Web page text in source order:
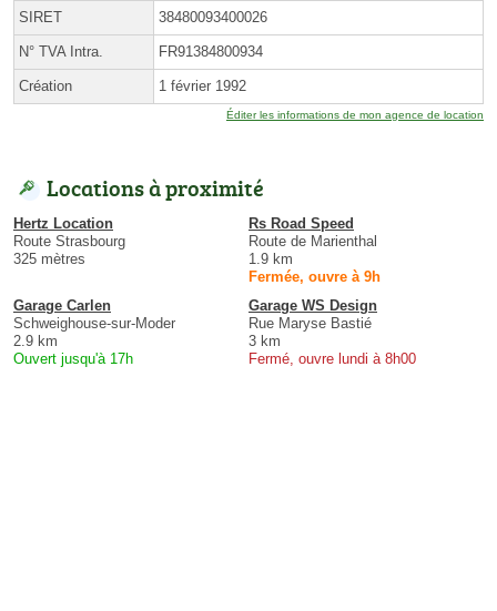
SIRET 38480093400026
N° TVA Intra. FR91384800934
Création 1 février 1992
Éditer les informations de mon agence de location
Locations à proximité
Hertz Location
Route Strasbourg
325 mètres
Rs Road Speed
Route de Marienthal
1.9 km
Fermée, ouvre à 9h
Garage Carlen
Schweighouse-sur-Moder
2.9 km
Ouvert jusqu'à 17h
Garage WS Design
Rue Maryse Bastié
3 km
Fermé, ouvre lundi à 8h00